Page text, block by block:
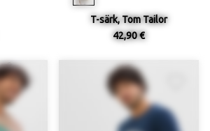
T-särk, Tom Tailor
42,90 €